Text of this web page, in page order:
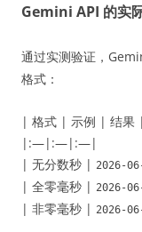
Gemini API 的实
通过实测验证，
格式：
| 格式 | 示例 | 结果 |
|:—|:—|:—|
| 无分数秒 | 2026-
| 全零毫秒 | 2026-
| 非零毫秒 | 2026-